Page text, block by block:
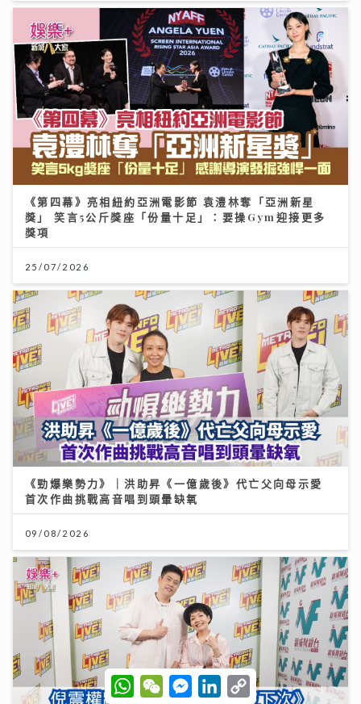
《第四幕》亮相紐約亞洲電影節 袁澧林奪「亞洲新星
獎」 笑言5公斤獎座「份量十足」：要操Gym迎接更多
獎項
25/07/2026
《勁爆樂勢力》｜洪助昇《一億歲後》代亡父向母示愛
首次作曲挑戰高音唱到頭暈缺氧
09/08/2026
W
h
W
e
M
e
L
C
o